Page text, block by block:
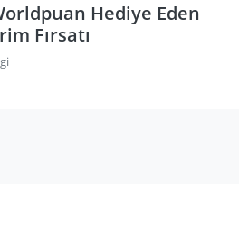
Hediye Eden
Fırsatı